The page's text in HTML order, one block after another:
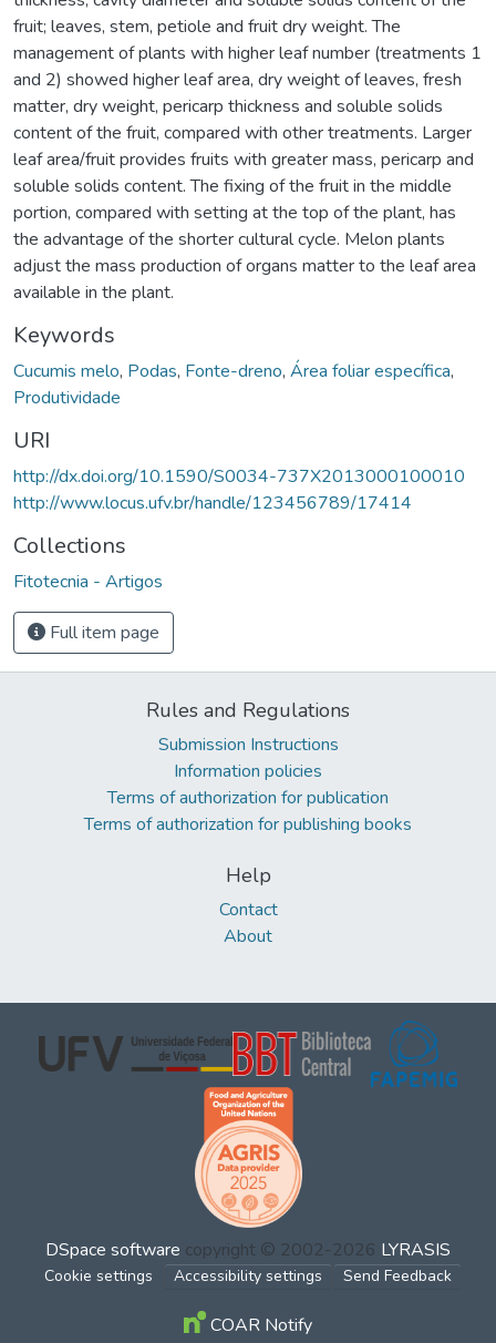
fruit; leaves, stem, petiole and fruit dry weight. The
management of plants with higher leaf number (treatments 1
and 2) showed higher leaf area, dry weight of leaves, fresh
matter, dry weight, pericarp thickness and soluble solids
content of the fruit, compared with other treatments. Larger
leaf area/fruit provides fruits with greater mass, pericarp and
soluble solids content. The fixing of the fruit in the middle
portion, compared with setting at the top of the plant, has
the advantage of the shorter cultural cycle. Melon plants
adjust the mass production of organs matter to the leaf area
available in the plant.
Keywords
Cucumis melo, Podas, Fonte-dreno, Área foliar específica,
Produtividade
URI
http://dx.doi.org/10.1590/S0034-737X2013000100010
http://www.locus.ufv.br/handle/123456789/17414
Collections
Fitotecnia - Artigos
Full item page
Rules and Regulations
Submission Instructions
Information policies
Terms of authorization for publication
Terms of authorization for publishing books
Help
Contact
About
DSpace software copyright © 2002-2026 LYRASIS
Cookie settings Accessibility settings Send Feedback
COAR Notify